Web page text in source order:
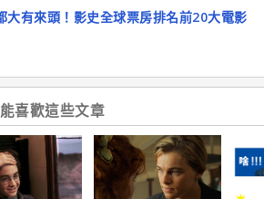
大有來頭！影史全球票房排名前20大電影
喜歡這些文章